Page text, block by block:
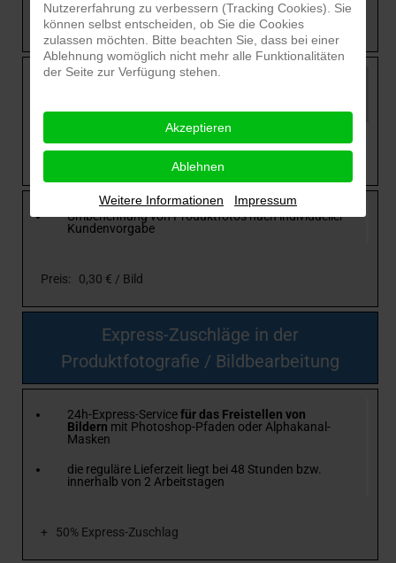
Preis: 3,00 € / Bild
Erstellung einer einheitlichen Bildgröße (z.B.
Preis: 0,50 € / Bild
Umbenennung von Produktfotos nach individueller
Kundenvorgabe
Preis: 0,30 € / Bild
Express-Zuschläge in der
Produktfotografie / Bildbearbeitung
24h-Express-Servicefür das Freistellen von
Bildern mit Photoshop-Pfaden oder Alphakanal-
Masken
die reguläre Lieferzeit liegt bei 48 Stunden bzw.
innerhalb von 2 Arbeitstagen
+ 50% Express-Zuschlag
Nutzererfahrung zu verbessern (Tracking Cookies). Sie
können selbst entscheiden, ob Sie die Cookies
zulassen möchten. Bitte beachten Sie, dass bei einer
Ablehnung womöglich nicht mehr alle Funktionalitäten
der Seite zur Verfügung stehen.
Akzeptieren
Ablehnen
Weitere Informationen Impressum